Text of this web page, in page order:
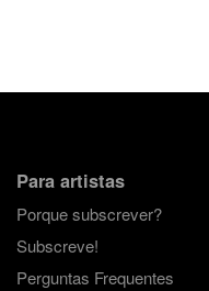
Para artistas
Porque subscrever?
Subscreve!
Perguntas Frequentes